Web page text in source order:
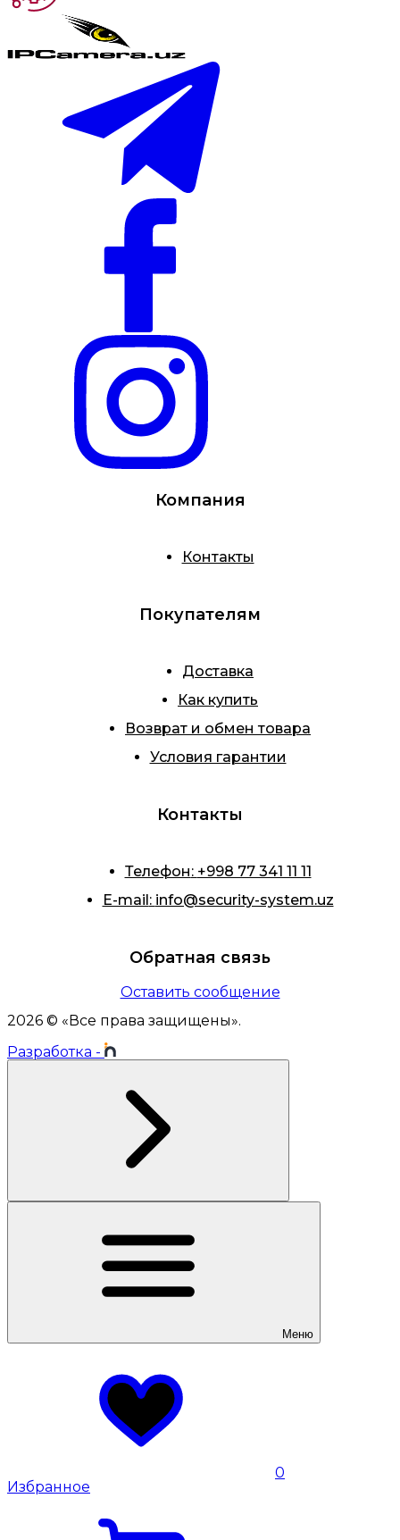
Компания
Контакты
Покупателям
Доставка
Как купить
Возврат и обмен товара
Условия гарантии
Контакты
Телефон: +998 77 341 11 11
E-mail: info@security-system.uz
Обратная связь
Оставить сообщение
2026 © « Все права защищены».
Разработка -
Меню
0
Избранное